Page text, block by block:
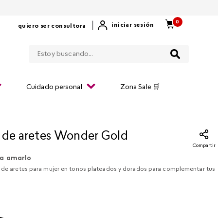
quiero ser consultora iniciar sesión
0
Cuidado personal Zona Sale 🛒
de aretes Wonder Gold
Compartir
amarlo
de aretes para mujer en tonos plateados y dorados para complementar tus